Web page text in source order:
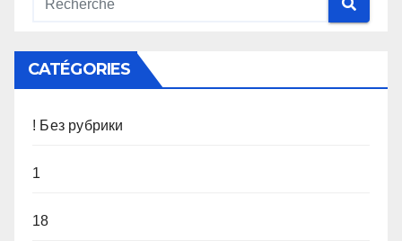
CATÉGORIES
! Без рубрики
1
18